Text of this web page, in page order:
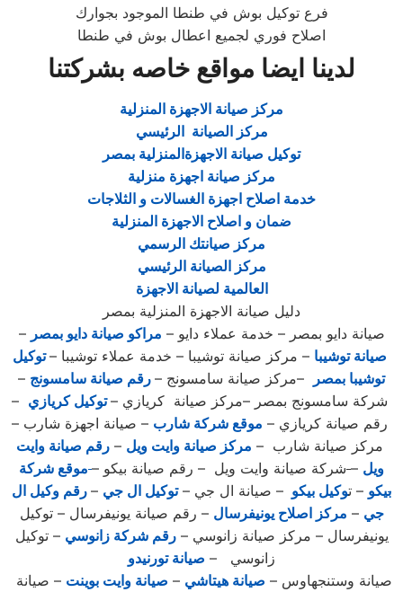
فرع توكيل بوش في طنطا الموجود بجوارك
اصلاح فوري لجميع اعطال بوش في طنطا
لدينا ايضا مواقع خاصه بشركتنا
مركز صيانة الاجهزة المنزلية
مركز الصيانة الرئيسي
توكيل صيانة الاجهزةالمنزلية بمصر
مركز صيانة اجهزة منزلية
خدمة اصلاح اجهزة الغسالات و الثلاجات
ضمان و اصلاح الاجهزة المنزلية
مركز صيانتك الرسمي
مركز الصيانة الرئيسي
العالمية لصيانة الاجهزة
دليل صيانة الاجهزة المنزلية بمصر
صيانة دايو بمصر – خدمة عملاء دايو – مراكو صيانة دايو بمصر –
صيانة توشيبا – مركز صيانة توشيبا – خدمة عملاء توشيبا –توكيل
توشيبا بمصر
–مركز صيانة سامسونج – رقم صيانة سامسونج –
شركة سامسونج بمصر –مركز صيانة كريازي –توكيل كريازي –
رقم صيانة كريازي – موقع شركة شارب – صيانة اجهزة شارب –
مركز صيانة شارب – مركز صيانة وايت ويل –رقم صيانة وايت
ويل – شركة صيانة وايت ويل – رقم صيانة بيكو – موقع شركة
بيكو – توكيل بيكو – صيانة ال جي –توكيل ال جي – رقم وكيل ال
جي – مركز اصلاح يونيفرسال – رقم صيانة يونيفرسال – توكيل
يونيفرسال – مركز صيانة زانوسي –رقم شركة زانوسي – توكيل
زانوسي – صيانة تورنيدو
صيانة وستنجهاوس – صيانة هيتاشي – صيانة وايت بوينت – صيانة